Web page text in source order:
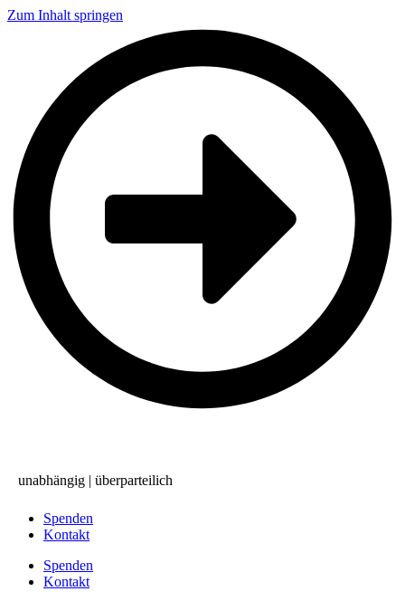
Zum Inhalt springen
unabhängig | überparteilich
Spenden
Kontakt
Spenden
Kontakt